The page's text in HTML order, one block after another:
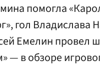
помогла
гол Владислава
Емелин провел
— в обзоре